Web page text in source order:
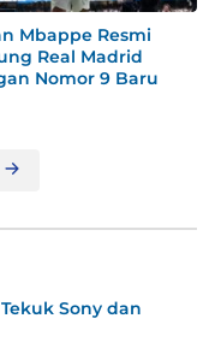
Mbappe Resmi
Real Madrid
Nomor 9 Baru
Sony dan